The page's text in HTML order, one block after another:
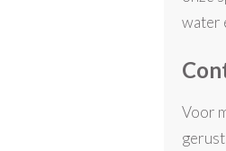
water
Voor